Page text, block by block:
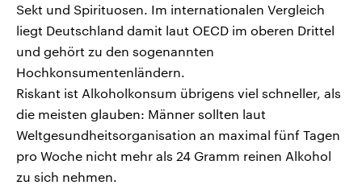
Sekt und Spirituosen. Im internationalen Vergleich
liegt Deutschland damit laut OECD im oberen Drittel
und gehört zu den sogenannten
Hochkonsumentenländern.
Riskant ist Alkoholkonsum übrigens viel schneller, als
die meisten glauben: Männer sollten laut
Weltgesundheitsorganisation an maximal fünf Tagen
pro Woche nicht mehr als 24 Gramm reinen Alkohol
zu sich nehmen.